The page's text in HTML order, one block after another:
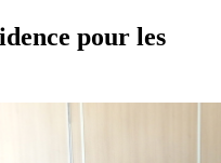
pour les